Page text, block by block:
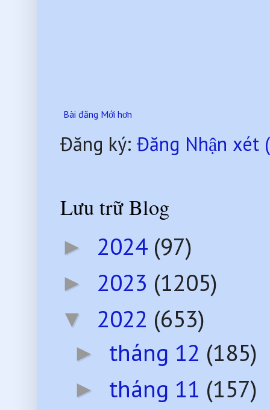
Bài đăng Mới hơn
Đăng ký:Đăng Nhận xét
Lưu trữ Blog
► 2024 (97)
► 2023 (1205)
▼ 2022 (653)
► tháng 12 (185)
► tháng 11 (157)